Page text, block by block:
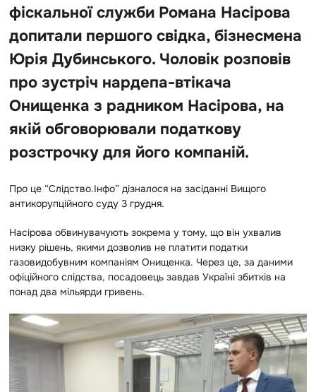
фіскальної служби Романа Насірова
допитали першого свідка, бізнесмена
Юрія Дубинського. Чоловік розповів
про зустріч нардепа-втікача
Онищенка з радником Насірова, на
якій обговорювали податкову
розстрочку для його компаній.
Про це “Слідство.Інфо” дізналося на засіданні Вищого
антикорупційного суду 3 грудня.
Насірова обвинувачують зокрема у тому, що він ухвалив
низку рішень, якими дозволив не платити податки
газовидобувним компаніям Онищенка. Через це, за даними
офіційного слідства, посадовець завдав Україні збитків на
понад два мільярди гривень.